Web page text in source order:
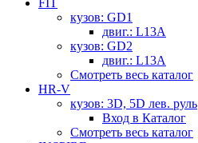
FIT
кузов: GD1
двиг.: L13A
кузов: GD2
двиг.: L13A
Смотреть весь каталог
HR-V
кузов: 3D, 5D лев. руль
Вход в Каталог
Смотреть весь каталог